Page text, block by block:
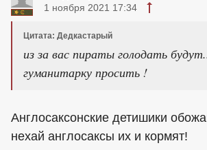
1 ноября 2021 17:34
Цитата: Дедкастарый
из за вас пираты голодать
гуманитарку просить !
Англосаксонские детишики
нехай англосаксы их и кормят!